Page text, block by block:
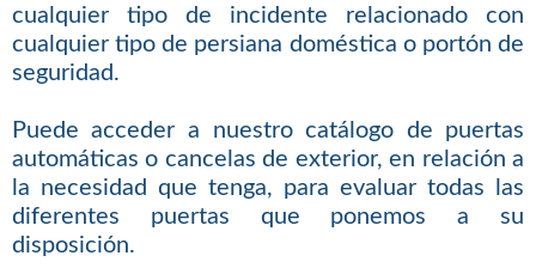
cualquier tipo de incidente relacionado con
cualquier tipo de persiana doméstica o portón de
seguridad.
Puede acceder a nuestro catálogo de puertas
automáticas o cancelas de exterior, en relación a
la necesidad que tenga, para evaluar todas las
diferentes puertas que ponemos a su
disposición.